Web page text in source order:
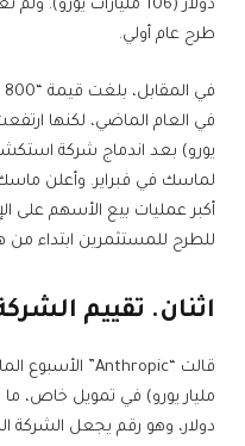
دولار (106 مليارات
طرح عام أولي.
لماسك في فبراير. وأعلن
أكبر عمليات بيع الأسهم على
للطرح للمستثمرين ابتداء من
اثنان. تقييم
دولار، وهو رقم يجعل الشركة